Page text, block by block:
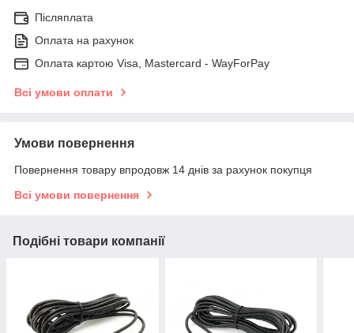
Післяплата
Оплата на рахунок
Оплата картою Visa, Mastercard - WayForPay
Всі умови оплати
Умови повернення
Повернення товару впродовж 14 днів за рахунок покупця
Всі умови повернення
Подібні товари компанії